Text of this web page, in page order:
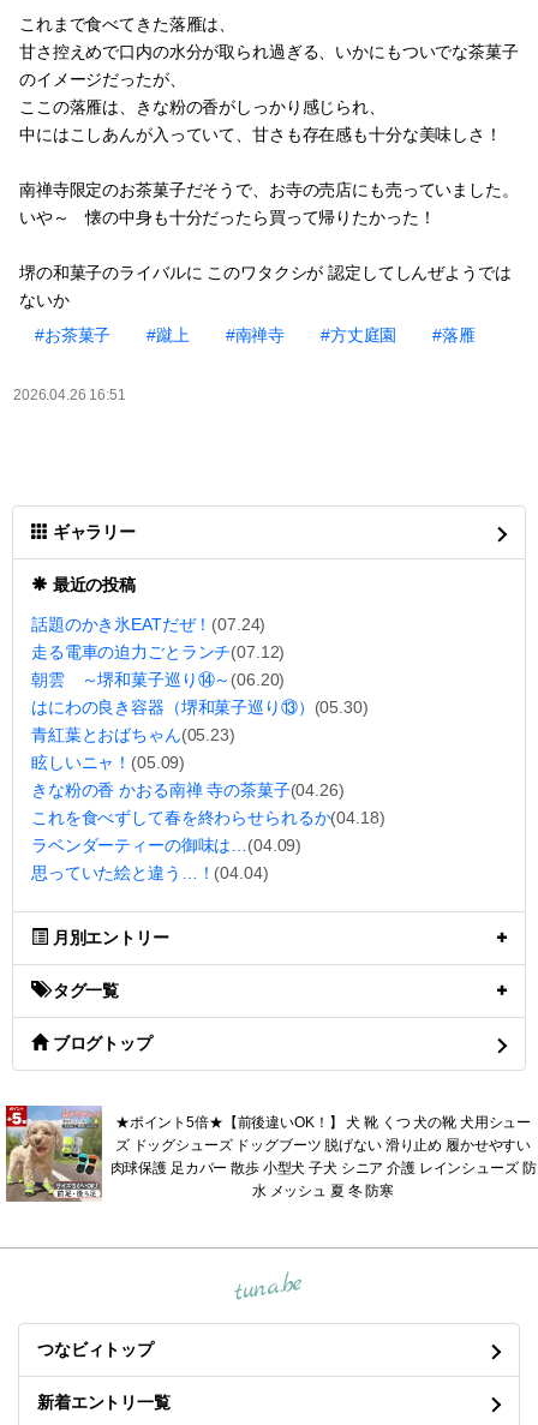
これまで食べてきた落雁は、
甘さ控えめで口内の水分が取られ過ぎる、いかにもついでな茶菓子
のイメージだったが、
ここの落雁は、きな粉の香がしっかり感じられ、
中にはこしあんが入っていて、甘さも存在感も十分な美味しさ！
南禅寺限定のお茶菓子だそうで、お寺の売店にも売っていました。
いや～ 懐の中身も十分だったら買って帰りたかった！
堺の和菓子のライバルに このワタクシが 認定してしんぜようでは
ないか
#お茶菓子
#蹴上 #南禅寺 #方丈庭園 #落雁
2026.04.26 16:51
ギャラリー
最近の投稿
話題のかき氷EATだぜ！ (07.24)
走る電車の迫力ごとランチ(07.12)
朝雲 ～堺和菓子巡り⑭～ (06.20)
はにわの良き容器（堺和菓子巡り⑬） (05.30)
青紅葉とおばちゃん(05.23)
眩しいニャ！ (05.09)
きな粉の香 かおる南禅 寺の茶菓子(04.26)
これを食べずして春を終わらせられるか(04.18)
ラベンダーティーの御味は… (04.09)
思っていた絵と違う…！ (04.04)
月別エントリー
タグ一覧
ブログトップ
★ポイント5倍★【前後違いOK！】 犬 靴 くつ 犬の靴 犬用シュー
ズ ドッグシューズ ドッグブーツ 脱げない 滑り止め 履かせやすい
肉球保護 足カバー 散歩 小型犬 子犬 シニア 介護 レインシューズ 防
水 メッシュ 夏 冬 防寒
tuna.be
つなビィトップ
新着エントリ一覧